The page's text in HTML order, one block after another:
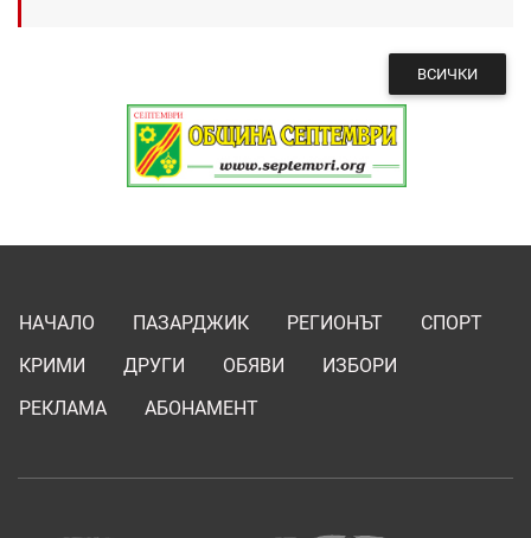
ВСИЧКИ
НАЧАЛО ПАЗАРДЖИК РЕГИОНЪТ
СПОРТ
КРИМИ
ДРУГИ ОБЯВИ
ИЗБОРИ
РЕКЛАМА
АБОНАМЕНТ